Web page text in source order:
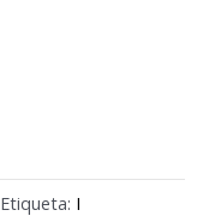
Etiqueta: I